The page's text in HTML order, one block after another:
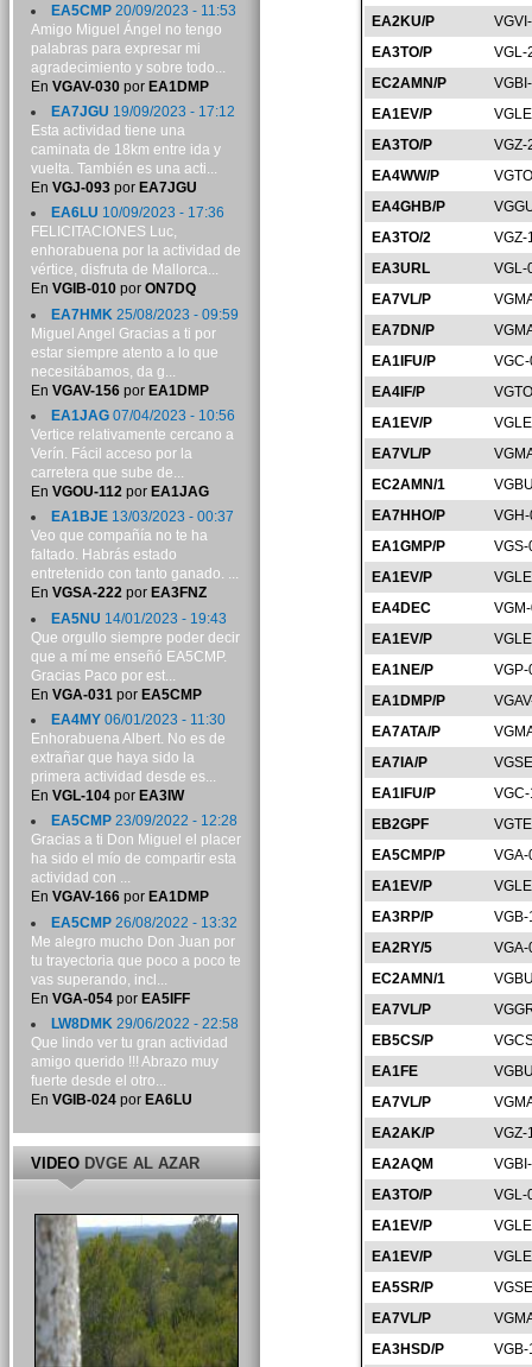
EA2KU/P
EA3TO/P
VGL-
EC2AMN/P
EA1EV/P
EA3TO/P
VGZ-
EA4WW/P
EA4GHB/P
EA3TO/2
VGZ-
EA3URL
VGL-
EA7VL/P
EA7DN/P
EA1IFU/P
EA4IF/P
EA1EV/P
EA7VL/P
EC2AMN/1
EA7HHO/P
EA1GMP/P
EA1EV/P
EA4DEC
EA1EV/P
EA1NE/P
EA1DMP/P
EA7ATA/P
EA7IA/P
EA1IFU/P
EB2GPF
EA5CMP/P
EA1EV/P
EA3RP/P
EA2RY/5
EC2AMN/1
EA7VL/P
EB5CS/P
EA1FE
EA7VL/P
EA2AK/P
VGZ-
EA2AQM
EA3TO/P
VGL-
EA1EV/P
EA1EV/P
EA5SR/P
EA7VL/P
EA3HSD/P
EA5CMP20/09/2023 - 11:53
Amigo Miguel Ángel no tengo
palabras para expresar mi
agradecimiento y sobre todo...
En VGAV-030por EA1DMP
EA7JGU 19/09/2023 - 17:12
Esta actividad tiene una
caminata de 18km entre ida y
vuelta. También es una acti...
En VGJ-093por EA7JGU
EA6LU 10/09/2023 - 17:36
FELICITACIONES Luc,
enhorabuena por la actividad de
vértice, disfruta de Mallorca...
En VGIB-010por ON7DQ
EA7HMK 25/08/2023 - 09:59
Miguel Angel Gracias a ti por
estar siempre atento a lo que
necesitábamos, da g...
En VGAV-156por EA1DMP
EA1JAG07/04/2023 - 10:56
Vertice relativamente cercano a
Verín. Fácil acceso por la
carretera que sube de...
En VGOU-112por EA1JAG
EA1BJE13/03/2023 - 00:37
Veo que compañía no te ha
faltado. Habrás estado
entretenido con tanto ganado. ...
En VGSA-222por EA3FNZ
EA5NU 14/01/2023 - 19:43
Que orgullo siempre poder decir
que a mí me enseñó EA5CMP.
Gracias Paco por est...
En VGA-031 por EA5CMP
EA4MY06/01/2023 - 11:30
Enhorabuena Albert. No es de
extrañar que haya sido la
primera actividad desde es...
En VGL-104por EA3IW
EA5CMP23/09/2022 - 12:28
Gracias a ti Don Miguel el placer
ha sido el mío de compartir esta
actividad con ...
En VGAV-166por EA1DMP
EA5CMP26/08/2022 - 13:32
Me alegro mucho Don Juan por
tu trayectoria que poco a poco te
vas superando, incl...
En VGA-054por EA5IFF
LW8DMK29/06/2022 - 22:58
Que lindo ver tu gran actividad
amigo querido !!! Abrazo muy
fuerte desde el otro...
En VGIB-024por EA6LU
VIDEODVGE AL AZAR